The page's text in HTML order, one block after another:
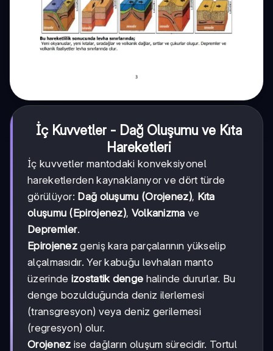
İç Kuvvetler - Dağ Oluşumu ve Kıta
Hareketleri
İç kuvvetler mantodaki konveksiyonel
hareketlerden kaynaklanıyor ve dört türde
görülüyor: Dağ oluşumu (Orojenez), Kıta
oluşumu (Epirojenez), Volkanizma ve
Depremler.
Epirojenez geniş kara parçalarının yükselip
alçalmasıdır. Yer kabuğu levhaları manto
üzerinde izostatik denge halinde dururlar. Bu
denge bozulduğunda deniz ilerlemesi
(transgresyon) veya deniz gerilemesi
(regresyon) olur.
Orojenez ise dağların oluşum sürecidir. Tortul